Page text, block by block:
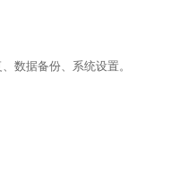
数据备份、系统设置。